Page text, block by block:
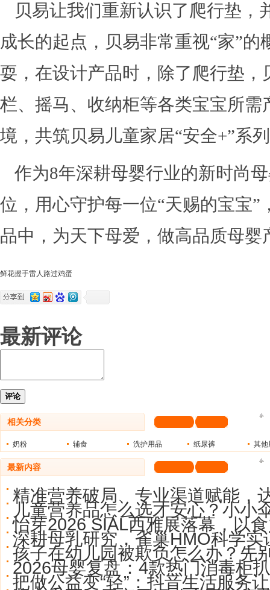
贝易让我们重新认识了爬行垫，
成长的起点，贝易非常重视“家”
耍，在设计产品时，除了爬行垫
栏、摇马、收纳柜等各类宝宝所
境，共筑贝易儿童家居“安全+”系
作为8年深耕母婴行业的新时尚
位，用心守护每一位“天赐的宝宝
品中，为天下母爱，做高品质母婴
鲜花握手雷人路过鸡蛋
最新评论
评论
相关分类
奶粉 辅食 洗护用品 纸尿裤 其他
最新内容
精准营养破局、专业渠道赋能，
儿童营养品怎么选才安心？小小
怡芽2026 SIAL西雅展落幕，以
深耕母乳研究，雀巢HMO科学实
孩子在幼儿园被欺负怎么办？先
2026母婴复盘：4款热门消毒柜
把做公益变“轻”：抖音生活服务让